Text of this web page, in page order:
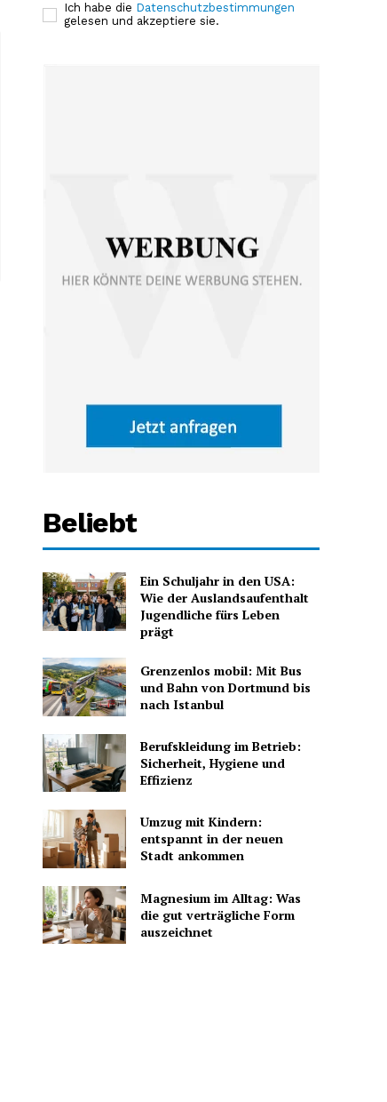
Ich habe die Datenschutzbestimmungen
gelesen und akzeptiere sie.
Beliebt
Ein Schuljahr in den USA:
Wie der Auslandsaufenthalt
Jugendliche fürs Leben
prägt
Grenzenlos mobil: Mit Bus
und Bahn von Dortmund bis
nach Istanbul
Berufskleidung im Betrieb:
Sicherheit, Hygiene und
Effizienz
Umzug mit Kindern:
entspannt in der neuen
Stadt ankommen
Magnesium im Alltag: Was
die gut verträgliche Form
auszeichnet